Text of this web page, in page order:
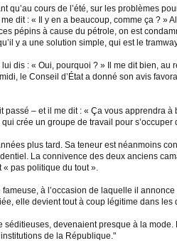
qu’au cours de l’été, sur les problèmes
dit : « Il y en a beaucoup, comme ça ? »
pépins à cause du pétrole, on est
y a une solution simple, qui est le
dis : « Oui, pourquoi ? » Il me dit bien,
le Conseil d’État a donné son avis
– et il me dit : « Ça vous apprendra
crée un groupe de travail pour
plus tard. Sa teneur est néanmoins
La connivence des deux anciens
« pas politique du tout ».
à l’occasion de laquelle il
elle devient tout à coup légitime dans
devenaient presque à la mode.
de la République."